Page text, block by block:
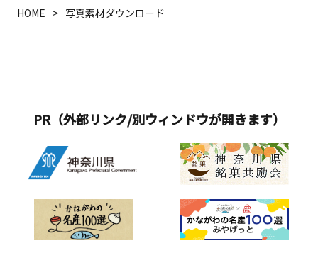
HOME 写真素材ダウンロード
PR（外部リンク/別ウィンドウが開きます）